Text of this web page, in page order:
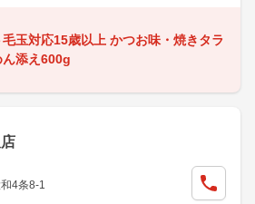
玉対応15歳以上 かつお味・焼きタラ
添え600g
4条8-1